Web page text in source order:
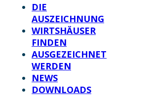
DIE
AUSZEICHNUNG
WIRTSHÄUSER
FINDEN
AUSGEZEICHNET
WERDEN
NEWS
DOWNLOADS